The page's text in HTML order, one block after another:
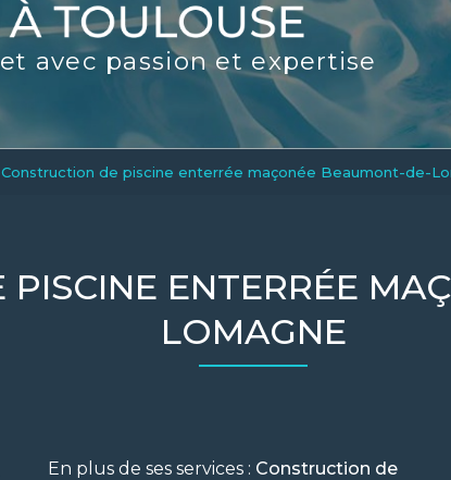
d'entretien
Les robots piscines
Volets et sécurité
La stérilisation
Les abris
Spas-Balnéo
avec passion et expertise
Construction de piscine enterrée maçonée Beaumont-de-
PISCINE ENTERRÉE
LOMAGNE
En plus de ses services : Construction de